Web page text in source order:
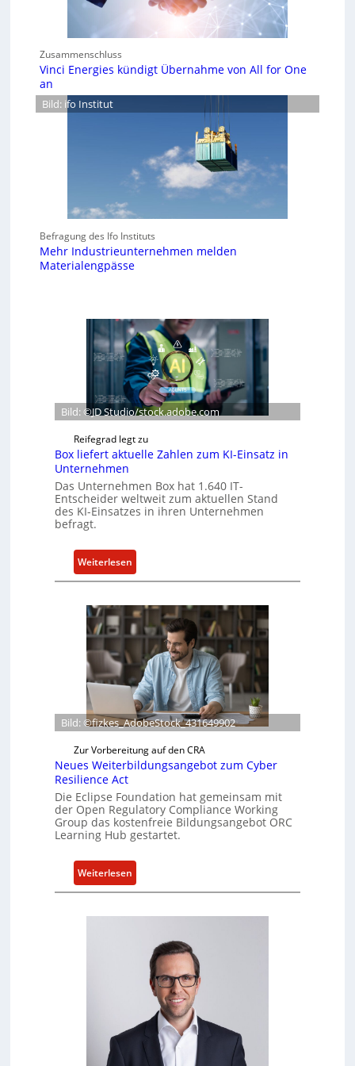
Zusammenschluss
Vinci Energies kündigt Übernahme von All for One
an
Bild: ifo Institut
Befragung des Ifo Instituts
Mehr Industrieunternehmen melden
Materialengpässe
Bild: ©JD Studio/stock.adobe.com
Reifegrad legt zu
Box liefert aktuelle Zahlen zum KI-Einsatz in
Unternehmen
Das Unternehmen Box hat 1.640 IT-
Entscheider weltweit zum aktuellen Stand
des KI-Einsatzes in ihren Unternehmen
befragt.
Weiterlesen
B
x
l
f
e
r
t
k
u
e
l
l
e
a
K
Bild: ©fizkes_AdobeStock_431649902
Zur Vorbereitung auf den CRA
Neues Weiterbildungsangebot zum Cyber
Resilience Act
Die Eclipse Foundation hat gemeinsam mit
der Open Regulatory Compliance Working
Group das kostenfreie Bildungsangebot ORC
Learning Hub gestartet.
Weiterlesen
N